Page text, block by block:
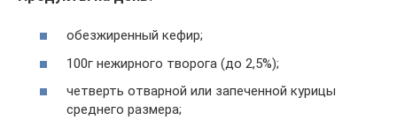
обезжиренный кефир;
100г нежирного творога (до 2,5%);
четверть отварной или запеченной курицы
среднего размера;